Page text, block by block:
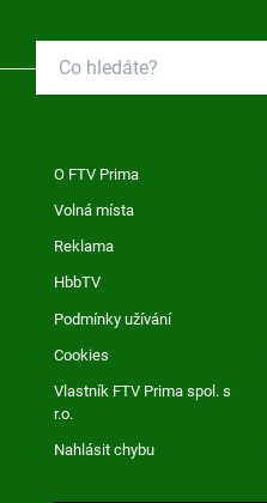
O FTV Prima
Volná místa
Reklama
HbbTV
Podmínky užívání
Cookies
Vlastník FTV Prima spol. s
r.o.
Nahlásit chybu